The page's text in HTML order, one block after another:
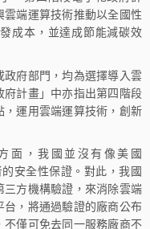
端運算技術推動以全國性
成本，並達成節能減碳效
府部門，均為選擇導入雲
計畫」中亦指出第四階段
運用雲端運算技術，創新
，我國並沒有像美國
安全性保證。對此，我國
方機構驗證，來消除雲端
，將通過驗證的廠商公布
僅可免去同一服務廠商不